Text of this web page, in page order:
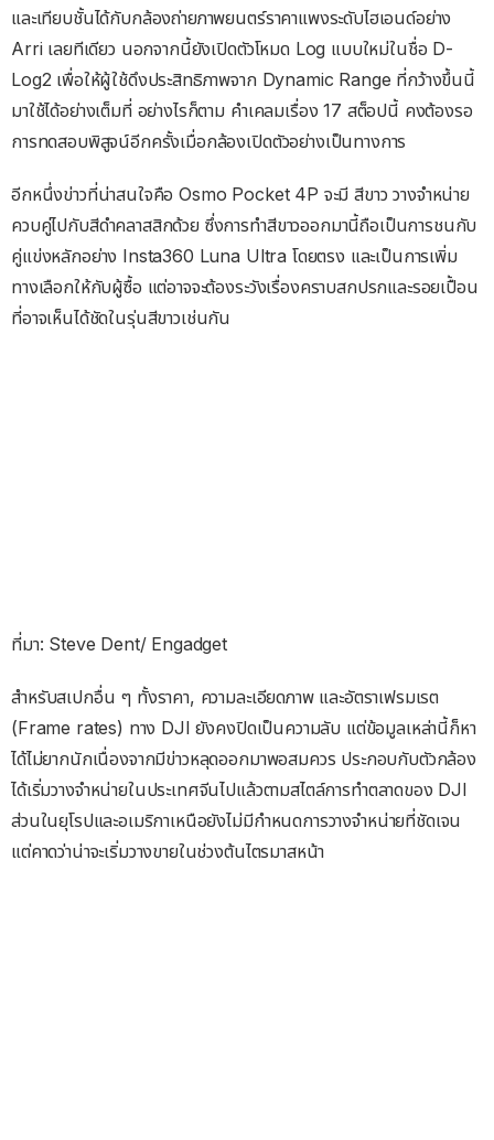
และเทียบชั้นได้กับกล้องถ่ายภาพยนตร์ราคาแพงระดับไฮเอนด์อย่าง
Arri เลยทีเดียว นอกจากนี้ยังเปิดตัวโหมด Log แบบใหม่ในชื่อ D-
Log2 เพื่อให้ผู้ใช้ดึงประสิทธิภาพจาก Dynamic Range ที่กว้างขึ้นนี้
มาใช้ได้อย่างเต็มที่ อย่างไรก็ตาม คำเคลมเรื่อง 17 สต็อปนี้ คงต้องรอ
การทดสอบพิสูจน์อีกครั้งเมื่อกล้องเปิดตัวอย่างเป็นทางการ
อีกหนึ่งข่าวที่น่าสนใจคือ Osmo Pocket 4P จะมี สีขาว วางจำหน่าย
ควบคู่ไปกับสีดำคลาสสิกด้วย ซึ่งการทำสีขาวออกมานี้ถือเป็นการชนกับ
คู่แข่งหลักอย่าง Insta360 Luna Ultra โดยตรง และเป็นการเพิ่ม
ทางเลือกให้กับผู้ซื้อ แต่อาจจะต้องระวังเรื่องคราบสกปรกและรอยเปื้อน
ที่อาจเห็นได้ชัดในรุ่นสีขาวเช่นกัน
ที่มา: Steve Dent/ Engadget
สำหรับสเปกอื่น ๆ ทั้งราคา, ความละเอียดภาพ และอัตราเฟรมเรต
(Frame rates) ทาง DJI ยังคงปิดเป็นความลับ แต่ข้อมูลเหล่านี้ก็หา
ได้ไม่ยากนักเนื่องจากมีข่าวหลุดออกมาพอสมควร ประกอบกับตัวกล้อง
ได้เริ่มวางจำหน่ายในประเทศจีนไปแล้วตามสไตล์การทำตลาดของ DJI
ส่วนในยุโรปและอเมริกาเหนือยังไม่มีกำหนดการวางจำหน่ายที่ชัดเจน
แต่คาดว่าน่าจะเริ่มวางขายในช่วงต้นไตรมาสหน้า